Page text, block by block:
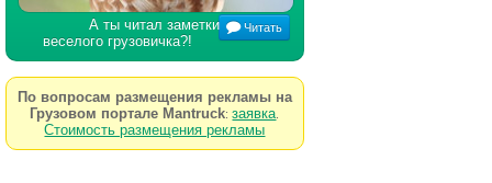
А ты читал заметки
веселого грузовичка?!
Читать
По вопросам размещения рекламы на
Грузовом портале Mantruck:заявка
Стоимость размещения рекламы